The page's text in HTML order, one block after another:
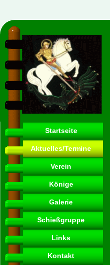
Startseite
Aktuelles/Termine
Verein
Könige
Galerie
Schießgruppe
Links
Kontakt